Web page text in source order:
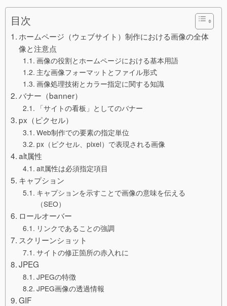
目次
ホームページ（ウェブサイト）制作における画像の全体
像と注意点
画像の役割とホームページにおける基本用語
主な画像フォーマットとファイル形式
画像処理技術とカラー指定に関する知識
バナー（banner）
「サイトの看板」としてのバナー
px（ピクセル）
Web制作での要素の指定単位
px（ピクセル、pixel）で表現される画像
alt属性
alt属性は必須指定項目
キャプション
キャプションを示すことで画像の意味を伝える
（SEO）
ロールオーバー
リンクであることの強調
スクリーンショット
サイトの修正箇所の赤入れに
JPEG
JPEGの特徴
JPEG画像の透過情報
GIF